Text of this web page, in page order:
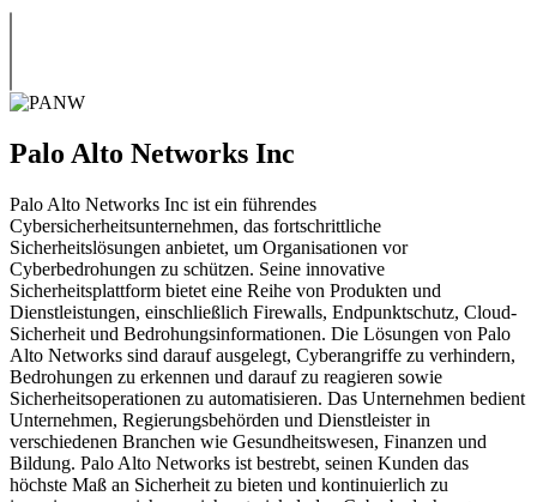
Palo Alto Networks Inc
Palo Alto Networks Inc ist ein führendes
Cybersicherheitsunternehmen, das fortschrittliche
Sicherheitslösungen anbietet, um Organisationen vor
Cyberbedrohungen zu schützen. Seine innovative
Sicherheitsplattform bietet eine Reihe von Produkten und
Dienstleistungen, einschließlich Firewalls, Endpunktschutz, Cloud-
Sicherheit und Bedrohungsinformationen. Die Lösungen von Palo
Alto Networks sind darauf ausgelegt, Cyberangriffe zu verhindern,
Bedrohungen zu erkennen und darauf zu reagieren sowie
Sicherheitsoperationen zu automatisieren. Das Unternehmen bedient
Unternehmen, Regierungsbehörden und Dienstleister in
verschiedenen Branchen wie Gesundheitswesen, Finanzen und
Bildung. Palo Alto Networks ist bestrebt, seinen Kunden das
höchste Maß an Sicherheit zu bieten und kontinuierlich zu